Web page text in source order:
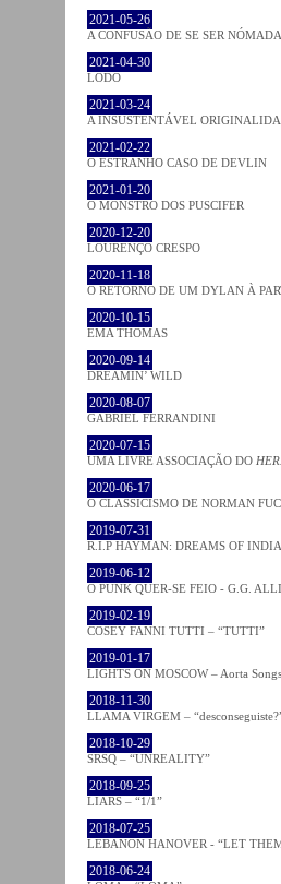
2021-05-26
A CONFUSÃO DE SE SER
2021-04-30
LODO
2021-03-24
A INSUSTENTÁVEL
2021-02-22
O ESTRANHO CASO DE DEVLIN
2021-01-20
O MONSTRO DOS PUSCIFER
2020-12-20
LOURENÇO CRESPO
2020-11-18
O RETORNO DE UM DYLAN À
2020-10-15
EMA THOMAS
2020-09-14
DREAMIN’ WILD
2020-08-07
GABRIEL FERRANDINI
2020-07-15
UMA LIVRE ASSOCIAÇÃO DO
2020-06-17
O CLASSICISMO DE NORMAN
2019-07-31
R.I.P HAYMAN: DREAMS OF
2019-06-12
O PUNK QUER-SE FEIO - G.G.
2019-02-19
COSEY FANNI TUTTI – “TUTTI”
2019-01-17
LIGHTS ON MOSCOW – Aorta
2018-11-30
LLAMA VIRGEM –
2018-10-29
SRSQ – “UNREALITY”
2018-09-25
LIARS – “1/1”
2018-07-25
LEBANON HANOVER - “LET
2018-06-24